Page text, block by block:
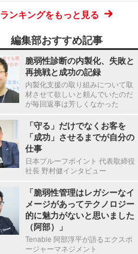
ランキングをもっと見る
編集部おすすめ記事
脆弱性診断の内製化、失敗と
再挑戦と成功の記録
内製化支援の取り組みについて取
材させて欲しいと頼んでいたのだ
が毎回返事は芳しくなかった
「守る」だけでなくお客を
「成功」させるまでが自分の
仕事
日本プルーフポイント 代表取締役
社長 野村健インタビュー
「脆弱性管理はレガシーなイ
メージがあってテクノロジー
的に魅力がないと思いました
（阿部）」
Tenable 阿部淳平が語るエクスポ
ージャーマネジメント